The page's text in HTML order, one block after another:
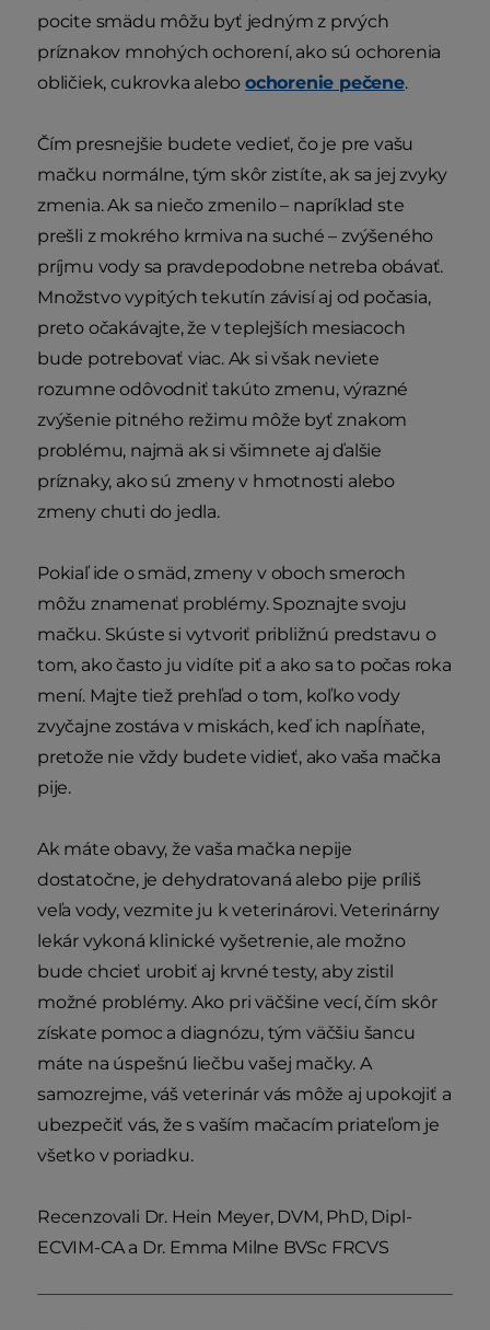
pocite smädu môžu byť jedným z prvých
príznakov mnohých ochorení, ako sú ochorenia
obličiek, cukrovka aleboochorenie pečene.
Čím presnejšie budete vedieť, čo je pre vašu
mačku normálne, tým skôr zistíte, ak sa jej zvyky
zmenia. Ak sa niečo zmenilo – napríklad ste
prešli z mokrého krmiva na suché – zvýšeného
príjmu vody sa pravdepodobne netreba obávať.
Množstvo vypitých tekutín závisí aj od počasia,
preto očakávajte, že v teplejších mesiacoch
bude potrebovať viac. Ak si však neviete
rozumne odôvodniť takúto zmenu, výrazné
zvýšenie pitného režimu môže byť znakom
problému, najmä ak si všimnete aj ďalšie
príznaky, ako sú zmeny v hmotnosti alebo
zmeny chuti do jedla.
Pokiaľ ide o smäd, zmeny v oboch smeroch
môžu znamenať problémy. Spoznajte svoju
mačku. Skúste si vytvoriť približnú predstavu o
tom, ako často ju vidíte piť a ako sa to počas roka
mení. Majte tiež prehľad o tom, koľko vody
zvyčajne zostáva v miskách, keď ich napĺňate,
pretože nie vždy budete vidieť, ako vaša mačka
pije.
Ak máte obavy, že vaša mačka nepije
dostatočne, je dehydratovaná alebo pije príliš
veľa vody, vezmite ju k veterinárovi. Veterinárny
lekár vykoná klinické vyšetrenie, ale možno
bude chcieť urobiť aj krvné testy, aby zistil
možné problémy. Ako pri väčšine vecí, čím skôr
získate pomoc a diagnózu, tým väčšiu šancu
máte na úspešnú liečbu vašej mačky. A
samozrejme, váš veterinár vás môže aj upokojiť a
ubezpečiť vás, že s vaším mačacím priateľom je
všetko v poriadku.
Recenzovali Dr. Hein Meyer, DVM, PhD, Dipl-
ECVIM-CA a Dr. Emma Milne BVSc FRCVS